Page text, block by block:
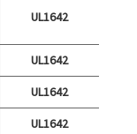
UL1642
UL1642
UL1642
UL1642